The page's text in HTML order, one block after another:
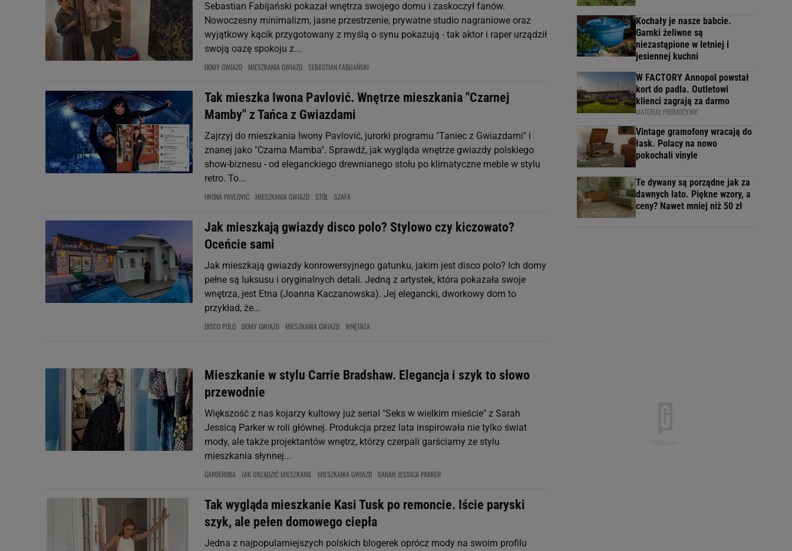
Sebastian Fabijański pokazał wnętrza swojego domu i zaskoczył fanów.
Nowoczesny minimalizm, jasne przestrzenie, prywatne studio nagraniowe oraz
wyjątkowy kącik przygotowany z myślą o synu pokazują - tak aktor i raper urządził
swoją oazę spokoju z...
DOMY GWIAZD MIESZKANIA GWIAZD SEBASTIAN FABIJAŃSKI
Tak mieszka Iwona Pavlović. Wnętrze mieszkania "Czarnej
Mamby" z Tańca z Gwiazdami
Zajrzyj do mieszkania Iwony Pavlović, jurorki programu "Taniec z Gwiazdami" i
znanej jako "Czarna Mamba". Sprawdź, jak wygląda wnętrze gwiazdy polskiego
show-biznesu - od eleganckiego drewnianego stołu po klimatyczne meble w stylu
retro. To...
IWONA PAVLOVIĆ MIESZKANIA GWIAZD STÓŁ SZAFA
Jak mieszkają gwiazdy disco polo? Stylowo czy kiczowato?
Oceńcie sami
Jak mieszkają gwiazdy konrowersyjnego gatunku, jakim jest disco polo? Ich domy
pełne są luksusu i oryginalnych detali. Jedną z artystek, która pokazała swoje
wnętrza, jest Etna (Joanna Kaczanowska). Jej elegancki, dworkowy dom to
przykład, że...
DISCO POLO DOMY GWIAZD MIESZKANIA GWIAZD WNĘTRZA
Mieszkanie w stylu Carrie Bradshaw. Elegancja i szyk to słowo
przewodnie
Większość z nas kojarzy kultowy już serial "Seks w wielkim mieście" z Sarah
Jessicą Parker w roli głównej. Produkcja przez lata inspirowała nie tylko świat
mody, ale także projektantów wnętrz, którzy czerpali garściamy ze stylu
mieszkania słynnej...
GARDEROBA JAK URZĄDZIĆ MIESZKANIE MIESZKANIA GWIAZD SARAH JESSICA PARKER
Tak wygląda mieszkanie Kasi Tusk po remoncie. Iście paryski
szyk, ale pełen domowego ciepła
Jedna z najpopularniejszych polskich blogerek oprócz mody na swoim profilu
Kochały je nasze babcie.
Garnki żeliwne są
niezastąpione w letniej i
jesiennej kuchni
W FACTORY Annopol powstał
kort do padla. Outletowi
klienci zagrają za darmo
MATERIAŁ PROMOCYJNY
Vintage gramofony wracają do
łask. Polacy na nowo
pokochali vinyle
Te dywany są porządne jak za
dawnych lato. Piękne wzory, a
ceny? Nawet mniej niż 50 zł
Użycie dokładnych danych geolokalizacyjnych. Aktywne skanowanie charakterystyki urządzenia do celów identyfikacji.
Przechowywanie informacji na urządzeniu lub dostęp do nich. Spersonalizowane reklamy i treści, pomiar reklam i treści,
badnie odbiorców i ulepszanie usług.Lista Zaufanych Partnerów